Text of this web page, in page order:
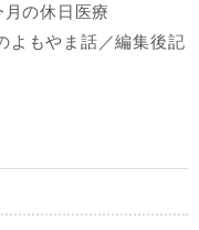
の休日医療
よもやま話／編集後記